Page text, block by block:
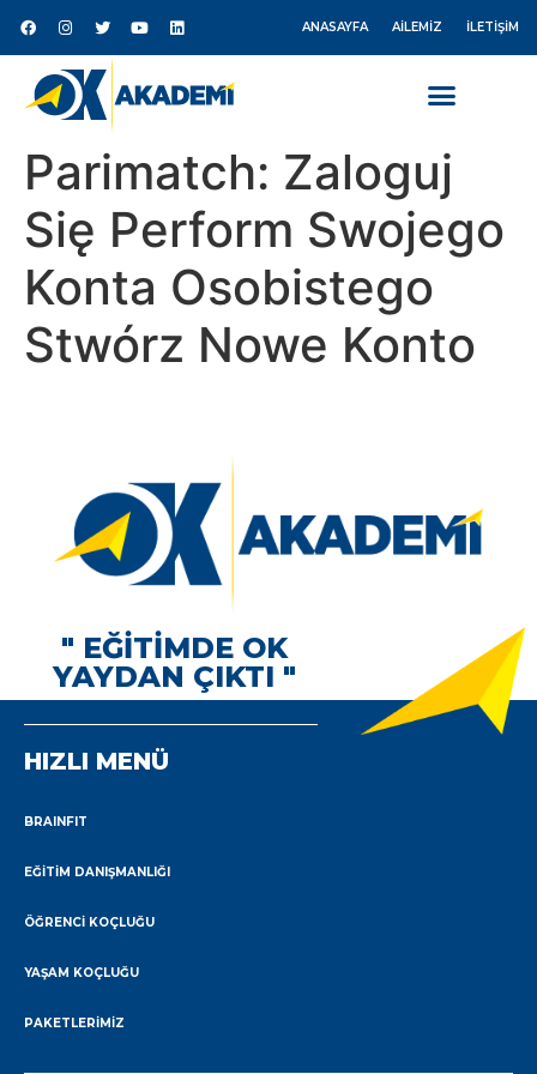
ANASAYFA AILEMIZ İLETIŞIM
Parimatch: Zaloguj
Się Perform Swojego
Konta Osobistego
Stwórz Nowe Konto
" EĞİTİMDE OK
YAYDAN ÇIKTI "
HIZLI MENÜ
BRAINFIT
EĞITIM DANIŞMANLIĞI
ÖĞRENCI KOÇLUĞU
YAŞAM KOÇLUĞU
PAKETLERIMIZ